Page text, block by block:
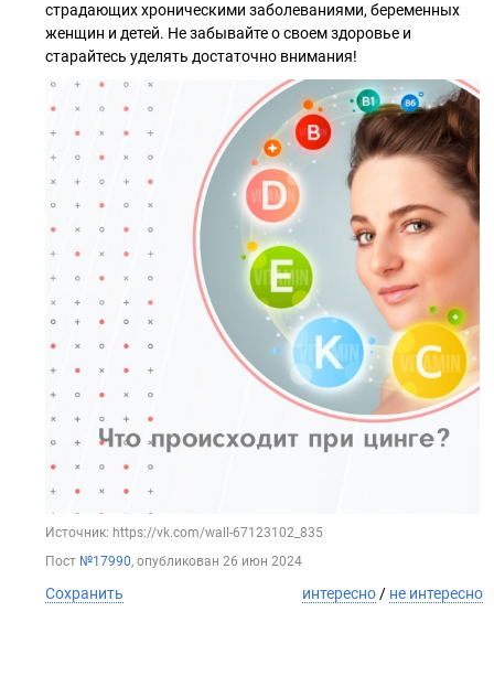
страдающих хроническими заболеваниями, беременных
женщин и детей. Не забывайте о своем здоровье и
старайтесь уделять достаточно внимания!
Источник: https://vk.com/wall-67123102_835
Пост №17990, опубликован 26 июн 2024
Сохранить интересно / не интересно